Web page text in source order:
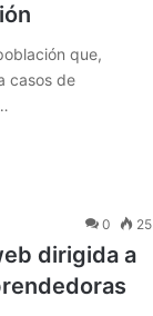
que,
casos de
0 25
dirigida a